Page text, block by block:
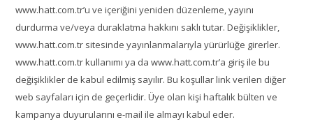
www.hatt.com.tr’u ve içeriğini yeniden düzenleme, yayını
durdurma ve/veya duraklatma hakkını saklı tutar. Değişiklikler,
www.hatt.com.tr sitesinde yayınlanmalarıyla yürürlüğe girerler.
www.hatt.com.tr kullanımı ya da www.hatt.com.tr’a giriş ile bu
değişiklikler de kabul edilmiş sayılır. Bu koşullar link verilen diğer
web sayfaları için de geçerlidir. Üye olan kişi haftalık bülten ve
kampanya duyurularını e-mail ile almayı kabul eder.